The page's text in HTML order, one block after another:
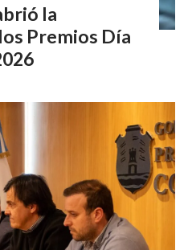
la
Premios Día